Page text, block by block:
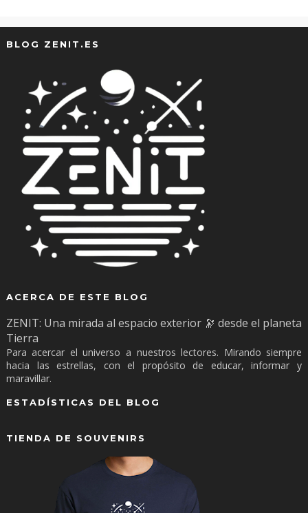
BLOG ZENIT.ES
ACERCA DE ESTE BLOG
ZENIT: Una mirada al espacio exterior 🔭 desde el planeta
Tierra
Para acercar el universo a nuestros lectores. Mirando siempre
hacia las estrellas, con el propósito de educar, informar y
maravillar.
ESTADÍSTICAS DEL BLOG
TIENDA DE SOUVENIRS